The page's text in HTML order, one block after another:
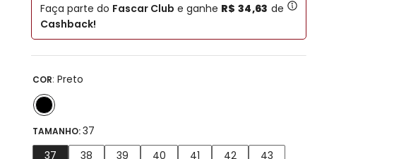
Faça parte do Fascar Club e ganhe R$ 34,63 de
Cashback!
COR: Preto
TAMANHO:37
37
38 39 40 41 42
43